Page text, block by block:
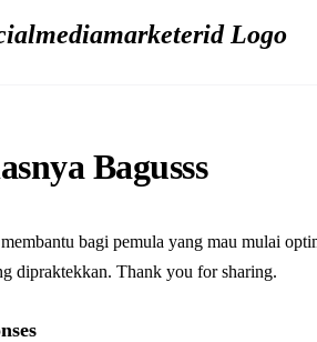
Bagusss
membantu bagi pemula yang mau mulai
dipraktekkan. Thank you for sharing.